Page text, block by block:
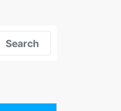
Search